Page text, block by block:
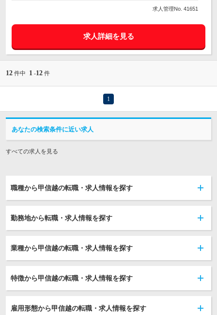
求人管理No. 41651
求人詳細を見る
12 件中 1 -12 件
1
あなたの検索条件に近い求人
すべての求人を見る
職種から甲信越の転職・求人情報を探す
勤務地から転職・求人情報を探す
業種から甲信越の転職・求人情報を探す
特徴から甲信越の転職・求人情報を探す
雇用形態から甲信越の転職・求人情報を探す